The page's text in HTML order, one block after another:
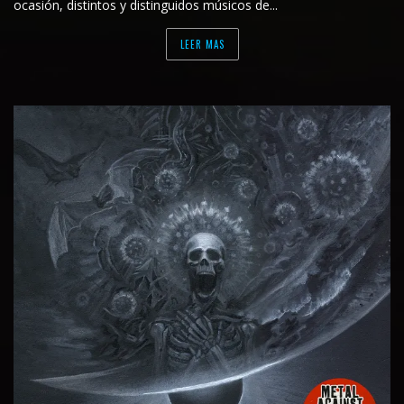
ocasión, distintos y distinguidos músicos de...
LEER MAS